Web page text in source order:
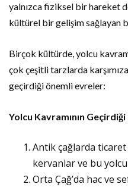
yalnızca fiziksel bir hareket
kültürel bir gelişim sağlayan
Birçok kültürde, yolcu
çok çeşitli tarzlarda
geçirdiği önemli evreler:
Yolcu Kavramının
Antik çağlarda
kervanlar ve bu
Orta Çağ’da hac ve